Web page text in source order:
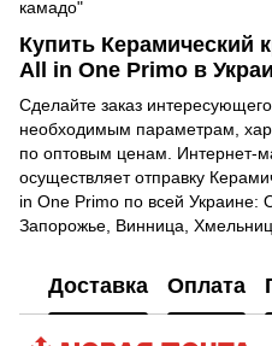
камадо"
Купить Керамический
All in One Primo в
Сделайте заказ
необходимым параметрам,
по оптовым ценам. Интернет-
осуществляет отправку
in One Primo по всей Украине:
Запорожье, Винница,
Доставка Оплата